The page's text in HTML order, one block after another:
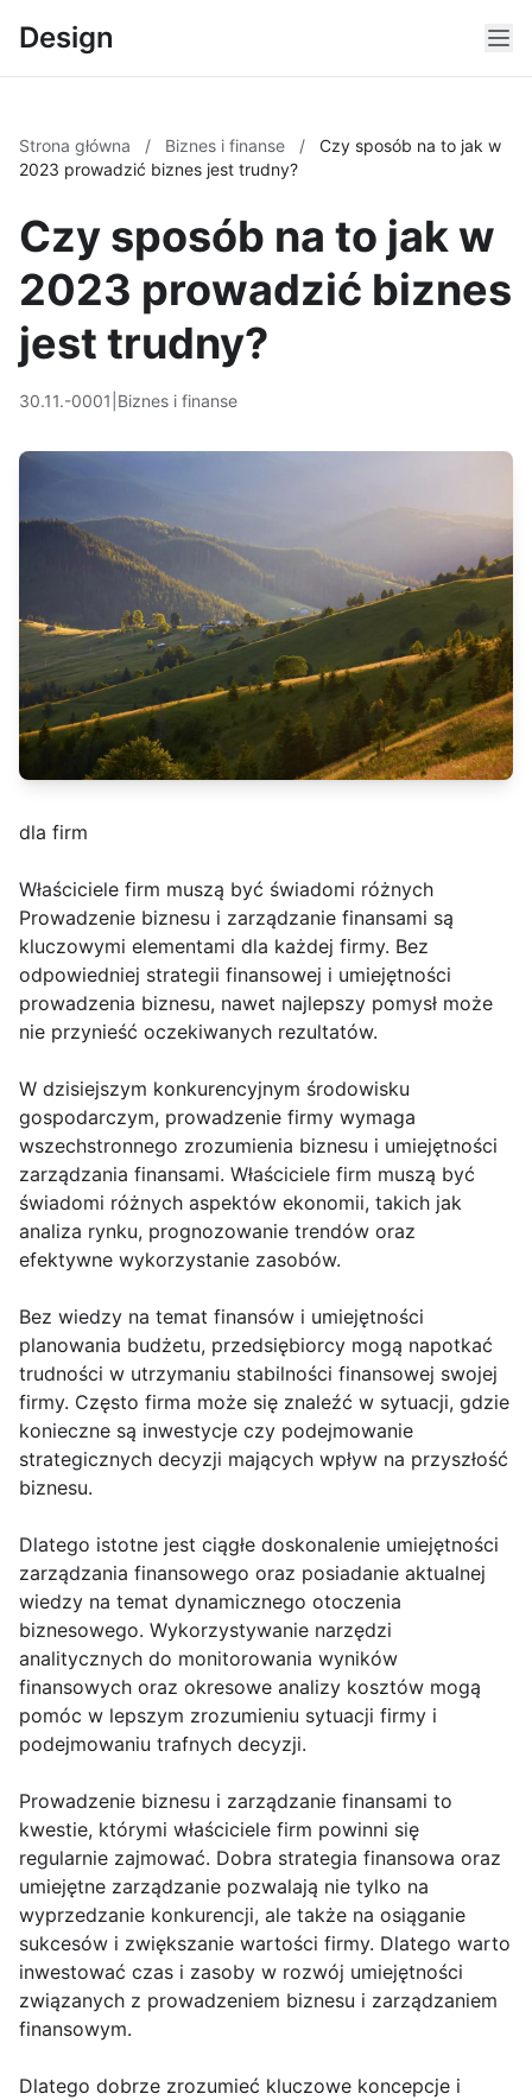
Design
Strona główna / Biznes i finanse /
Czy sposób na to jak w
2023 prowadzić biznes jest trudny?
Czy sposób na to jak w
2023 prowadzić biznes
jest trudny?
30.11.-0001 Biznes i finanse
dla firm
Właściciele firm muszą być świadomi różnych
Prowadzenie biznesu i zarządzanie finansami są
kluczowymi elementami dla każdej firmy. Bez
odpowiedniej strategii finansowej i umiejętności
prowadzenia biznesu, nawet najlepszy pomysł może
nie przynieść oczekiwanych rezultatów.
W dzisiejszym konkurencyjnym środowisku
gospodarczym, prowadzenie firmy wymaga
wszechstronnego zrozumienia biznesu i umiejętności
zarządzania finansami. Właściciele firm muszą być
świadomi różnych aspektów ekonomii, takich jak
analiza rynku, prognozowanie trendów oraz
efektywne wykorzystanie zasobów.
Bez wiedzy na temat finansów i umiejętności
planowania budżetu, przedsiębiorcy mogą napotkać
trudności w utrzymaniu stabilności finansowej swojej
firmy. Często firma może się znaleźć w sytuacji, gdzie
konieczne są inwestycje czy podejmowanie
strategicznych decyzji mających wpływ na przyszłość
biznesu.
Dlatego istotne jest ciągłe doskonalenie umiejętności
zarządzania finansowego oraz posiadanie aktualnej
wiedzy na temat dynamicznego otoczenia
biznesowego. Wykorzystywanie narzędzi
analitycznych do monitorowania wyników
finansowych oraz okresowe analizy kosztów mogą
pomóc w lepszym zrozumieniu sytuacji firmy i
podejmowaniu trafnych decyzji.
Prowadzenie biznesu i zarządzanie finansami to
kwestie, którymi właściciele firm powinni się
regularnie zajmować. Dobra strategia finansowa oraz
umiejętne zarządzanie pozwalają nie tylko na
wyprzedzanie konkurencji, ale także na osiąganie
sukcesów i zwiększanie wartości firmy. Dlatego warto
inwestować czas i zasoby w rozwój umiejętności
związanych z prowadzeniem biznesu i zarządzaniem
finansowym.
Dlatego dobrze zrozumieć kluczowe koncepcje i